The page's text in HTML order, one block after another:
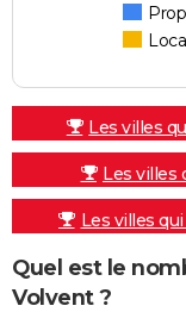
Les villes
Les villes
Les villes
Quel est le
Volvent ?